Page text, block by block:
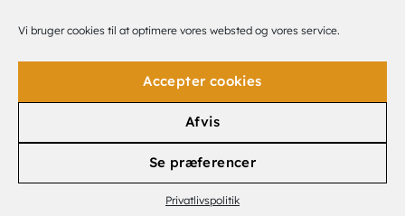
Vi bruger cookies til at optimere vores websted og vores service.
Accepter cookies
Afvis
Se præferencer
Privatlivspolitik
FESTLIG ÆLDRE HERRE.